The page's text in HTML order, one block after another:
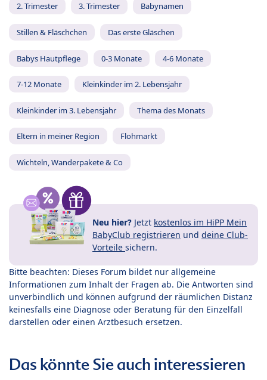
2. Trimester 3. Trimester Babynamen
Stillen & Fläschchen Das erste Gläschen
Babys Hautpflege 0-3 Monate 4-6 Monate
7-12 Monate Kleinkinder im 2. Lebensjahr
Kleinkinder im 3. Lebensjahr Thema des Monats
Eltern in meiner Region Flohmarkt
Wichteln, Wanderpakete & Co
Neu hier? Jetzt kostenlos im HiPP Mein
BabyClub registrieren und deine Club-
Vorteile sichern.
Bitte beachten: Dieses Forum bildet nur allgemeine
Informationen zum Inhalt der Fragen ab. Die Antworten sind
unverbindlich und können aufgrund der räumlichen Distanz
keinesfalls eine Diagnose oder Beratung für den Einzelfall
darstellen oder einen Arztbesuch ersetzen.
Das könnte Sie auch interessieren